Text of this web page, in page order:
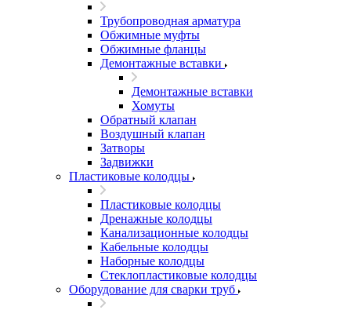
Трубопроводная арматура
Обжимные муфты
Обжимные фланцы
Демонтажные вставки
Демонтажные вставки
Хомуты
Обратный клапан
Воздушный клапан
Затворы
Задвижки
Пластиковые колодцы
Пластиковые колодцы
Дренажные колодцы
Канализационные колодцы
Кабельные колодцы
Наборные колодцы
Стеклопластиковые колодцы
Оборудование для сварки труб